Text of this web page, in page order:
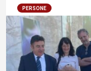
PERSONE